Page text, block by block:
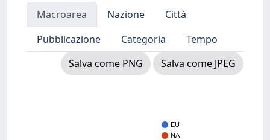
Macroarea Nazione
Città
Pubblicazione
Categoria
Tempo
Salva come PNG
Salva come JPEG
EU
NA